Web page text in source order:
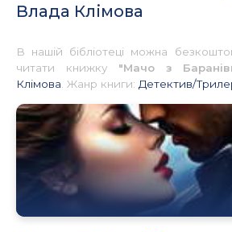
Влада Клімова
В нашій бібліотеці можна
читати книжку "Мачо з
Клімова . Жанр книги: Детектив/